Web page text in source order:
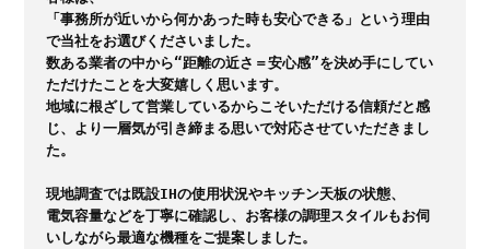
「事務所が近いから何かあった時も安心できる」という理由
で当社をお選びくださいました。
数ある業者の中から“距離の近さ＝安心感”を決め手にしてい
ただけたことを大変嬉しく思います。
地域に根ざして営業しているからこそいただける信頼だと感
じ、より一層気が引き締まる思いで対応させていただきまし
た。
現地調査では既設IHの使用状況やキッチン天板の状態、
電気容量などを丁寧に確認し、お客様の調理スタイルもお伺
いしながら最適な機種をご提案しました。